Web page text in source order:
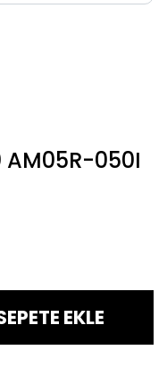
AM05R-050I
EKLE